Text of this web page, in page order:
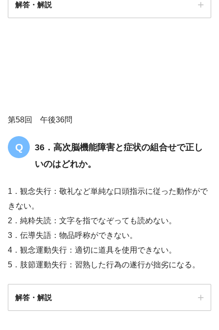
解答・解説
第58回 午後36問
36．高次脳機能障害と症状の組合せで正し
いのはどれか。
1．観念失行：敬礼など単純な口頭指示に従った動作がで
きない。
2．純粋失読：文字を指でなぞっても読めない。
3．伝導失語：物品呼称ができない。
4．観念運動失行：適切に道具を使用できない。
5．肢節運動失行：習熟した行為の遂行が拙劣になる。
解答・解説